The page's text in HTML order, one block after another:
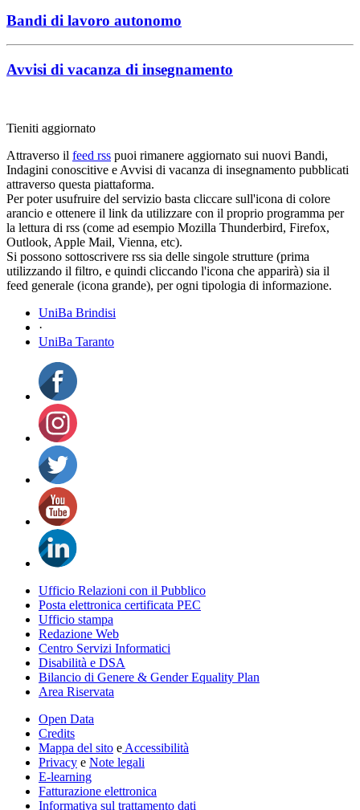
Bandi di lavoro autonomo
Avvisi di vacanza di insegnamento
Tieniti aggiornato
Attraverso il feed rss puoi rimanere aggiornato sui nuovi Bandi,
Indagini conoscitive e Avvisi di vacanza di insegnamento pubblicati
attraverso questa piattaforma.
Per poter usufruire del servizio basta cliccare sull'icona di colore
arancio e ottenere il link da utilizzare con il proprio programma per
la lettura di rss (come ad esempio Mozilla Thunderbird, Firefox,
Outlook, Apple Mail, Vienna, etc).
Si possono sottoscrivere rss sia delle singole strutture (prima
utilizzando il filtro, e quindi cliccando l'icona che apparirà) sia il
feed generale (icona grande), per ogni tipologia di informazione.
UniBa Brindisi
·
UniBa Taranto
Ufficio Relazioni con il Pubblico
Posta elettronica certificata PEC
Ufficio stampa
Redazione Web
Centro Servizi Informatici
Disabilità e DSA
Bilancio di Genere & Gender Equality Plan
Area Riservata
Open Data
Credits
Mappa del sito e Accessibilità
Privacy e Note legali
E-learning
Fatturazione elettronica
Informativa sul trattamento dati